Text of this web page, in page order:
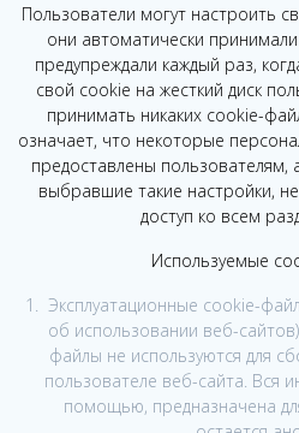
Пользователи могут настроить
они автоматически
предупреждали каждый раз,
свой cookie на жесткий диск
принимать никаких cookie-
означает, что некоторые
предоставлены пользователям,
выбравшие такие настройки,
доступ ко всем
Используемые
Эксплуатационные cookie-
об использовании веб-
файлы не используются для
пользователе веб-сайта. Вся
помощью, предназначена